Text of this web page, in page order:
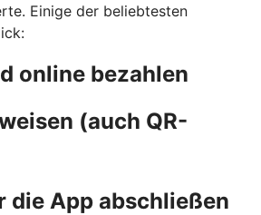
Einige der beliebtesten
online bezahlen
(auch QR-
die App abschließen